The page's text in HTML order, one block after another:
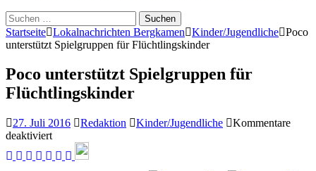
Suchen
nach:
Startseite Lokalnachrichten Bergkamen Kinder/Jugendliche Poco
unterstützt Spielgruppen für Flüchtlingskinder
Poco unterstützt Spielgruppen für
Flüchtlingskinder
27. Juli 2016 Redaktion Kinder/Jugendliche
Kommentare
deaktiviertfür
unterstützt